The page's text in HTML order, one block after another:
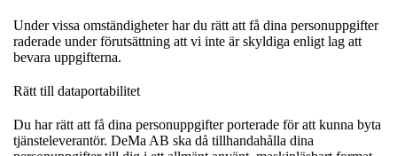
Under vissa omständigheter har du rätt att få dina personuppgifter
raderade under förutsättning att vi inte är skyldiga enligt lag att
bevara uppgifterna.
Rätt till dataportabilitet
Du har rätt att få dina personuppgifter porterade för att kunna byta
tjänsteleverantör. DeMa AB ska då tillhandahålla dina